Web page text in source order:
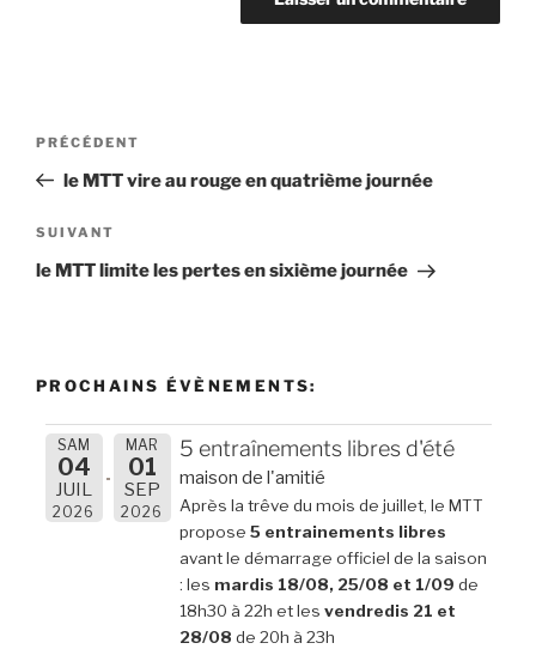
Navigation
l’article
Article
précédent
PRÉCÉDENT
le MTT vire au rouge en quatrième journée
Article
suivant
SUIVANT
le MTT limite les pertes en sixième journée
PROCHAINS ÉVÈNEMENTS:
SAM
04
JUIL
2026
MAR
01
SEP
2026
5 entraînements libres d'été
maison de l'amitié
Après la trêve du mois de juillet, le MTT
propose 5 entrainements libres
avant le démarrage officiel de la saison
: les mardis 18/08, 25/08 et 1/09 de
18h30 à 22h et les vendredis 21 et
28/08 de 20h à 23h